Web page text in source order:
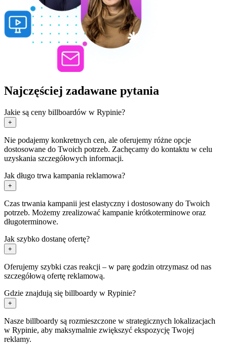
Najczęściej zadawane pytania
Jakie są ceny billboardów w Rypinie?
+
Nie podajemy konkretnych cen, ale oferujemy różne opcje
dostosowane do Twoich potrzeb. Zachęcamy do kontaktu w celu
uzyskania szczegółowych informacji.
Jak długo trwa kampania reklamowa?
+
Czas trwania kampanii jest elastyczny i dostosowany do Twoich
potrzeb. Możemy zrealizować kampanie krótkoterminowe oraz
długoterminowe.
Jak szybko dostanę ofertę?
+
Oferujemy szybki czas reakcji – w parę godzin otrzymasz od nas
szczegółową ofertę reklamową.
Gdzie znajdują się billboardy w Rypinie?
+
Nasze billboardy są rozmieszczone w strategicznych lokalizacjach
w Rypinie, aby maksymalnie zwiększyć ekspozycję Twojej
reklamy.